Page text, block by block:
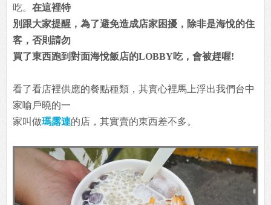
吃。 在這裡特
別跟大家提醒，為了避免造成店家困擾，除非是海悅的住
客，否則請勿
買了東西跑到對面海悅飯店的LOBBY吃，會被趕喔!
看了看店裡供應的餐點種類，其實心裡馬上浮出我們台中
家喻戶曉的一
家叫做瑪露連的店，其實賣的東西差不多。